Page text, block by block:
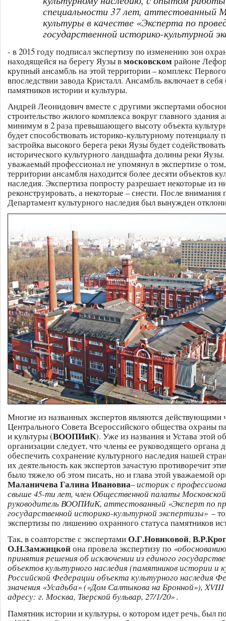
специальности 37 лет, аттестованный
культуры в качестве «Эксперта по
государственной историко-культурной
- в 2015 году подписал экспертизу по изменению зон
находящейся на берегу Яузы вмосковском районе
крупный ансамбль на этой территории – комплекс
впоследствии завода Кристалл. Ансамбль включает в себя
памятников истории и культуры.
Андрей Леонидович вместе с другими экспертами
строительство жилого комплекса вокруг главного здания
минимум в 2 раза превышающего высоту объекта
будет способствовать историко-культурному потенциалу
застройка высокого берега реки Яузы будет
исторического культурного ландшафта долины реки
уважаемый профессионал не упомянул в экспертизе о
территории ансамбля находится более десяти объектов
наследия. Экспертиза попросту разрешает некоторые из
реконструировать, а некоторые – снести. После внимания
Департамент культурного наследия был вынужден
Многие из названных экспертов являются действующими
Центрального Совета Всероссийского общества охраны
и культуры (ВООПИиК). Уже из названия и Устава этой
организации следует, что члены ее руководящего органа
обеспечить сохранение культурного наследия нашей
их деятельность как экспертов зачастую противоречит
было тяжело об этом писать, но и глава этой уважаемой
Маланичева Галина Ивановна–историк с
свыше 45-ти лет, член Общественной палаты
руководитель ВООПИиК, аттестованный «Эксперт по
государственной историко-культурной экспертизы» –
экспертизы по лишению охранного статуса памятников
Так, в соавторстве с экспертамиО.Г.Новиковой,
О.Н.Замжицкойона провела экспертизу по
принятия решения об исключении из единого
объектов культурного наследия (памятников истории и
Российской Федерации объекта культурного наследия
значения «Усадьба» («Дом Салтыкова на Бронной»), XVIII
адресу: г. Москва, Тверской бульвар, 27/1/20».
Памятник истории и культуры, о котором идет речь, был